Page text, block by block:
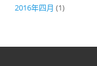
2016年四月 (1)